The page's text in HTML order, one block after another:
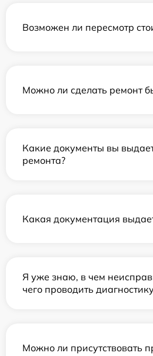
Возможен ли пересмотр
Можно ли сделать ремонт
Какие документы вы
ремонта?
Какая документация
Я уже знаю, в чем
чего проводить
Можно ли присутствовать